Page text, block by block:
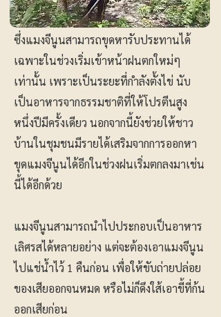
ซึ่งแมงจีนูนสามารถขุดหารับประทานได้
เฉพาะในช่วงเริ่มเข้าหน้าฝนตกใหม่ๆ
เท่านั้น เพราะเป็นระยะที่กำลังตั้งไข่ นับ
เป็นอาหารจากธรรมชาติที่ให้โปรตีนสูง
หนึ่งปีมีครั้งเดียว นอกจากนี้ยังช่วยให้ชาว
บ้านในชุมชนมีรายได้เสริมจากการออกหา
ขุดแมงจีนูนได้อีกในช่วงฝนเริ่มตกลงมาเช่น
นี้ได้อีกด้วย
แมงจีนูนสามารถนำไปประกอบเป็นอาหาร
เลิศรสได้หลายอย่าง แต่จะต้องเอาแมงจีนูน
ไปแช่น้ำไว้ 1 คืนก่อน เพื่อให้ขับถ่ายปล่อย
ของเสียออกจนหมด หรือไม่ก็ดึงใส้เอาขี้ที่ก้น
ออกเสียก่อน